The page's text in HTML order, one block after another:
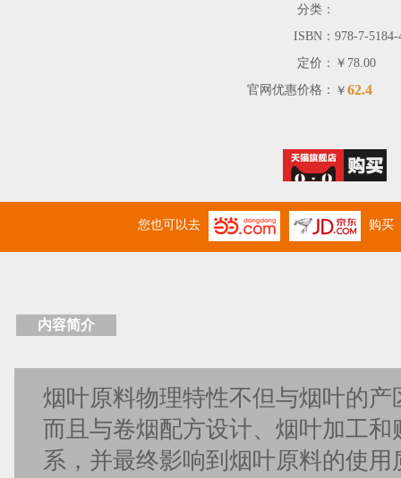
分类：
ISBN： 978-7-5184-
定价： ￥78.00
官网优惠价格： ￥ 62.4
您也可以去 购买
内容简介
烟叶原料物理特性不但与烟叶的
而且与卷烟配方设计、烟叶加工
系，并最终影响到烟叶原料的使